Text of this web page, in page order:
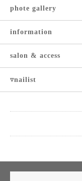
phote gallery
information
salon & access
▿nailist